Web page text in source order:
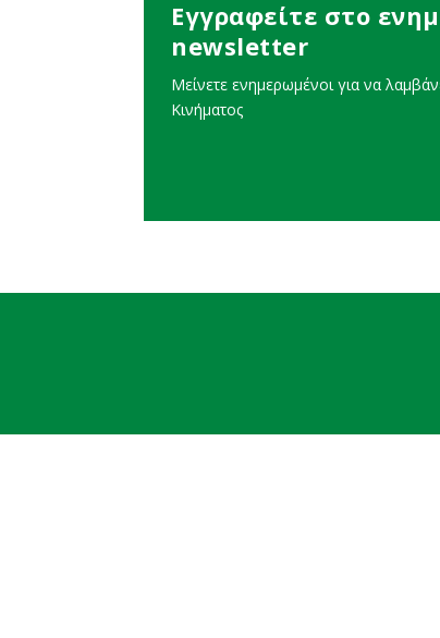
Εγγραφείτε στο
newsletter
Μείνετε ενημερωμένοι για να
Κινήματος